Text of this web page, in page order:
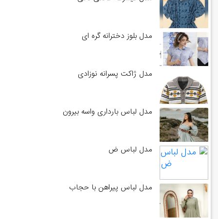
مدل بلوز دخترانه گره ای
مدل ژاکت پسرانه نوزادی
مدل لباس بارداری واسه بیرون
مدل لباس ض
مدل لباس پیراهن با حجاب